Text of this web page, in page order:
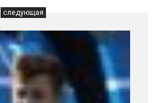
следующая